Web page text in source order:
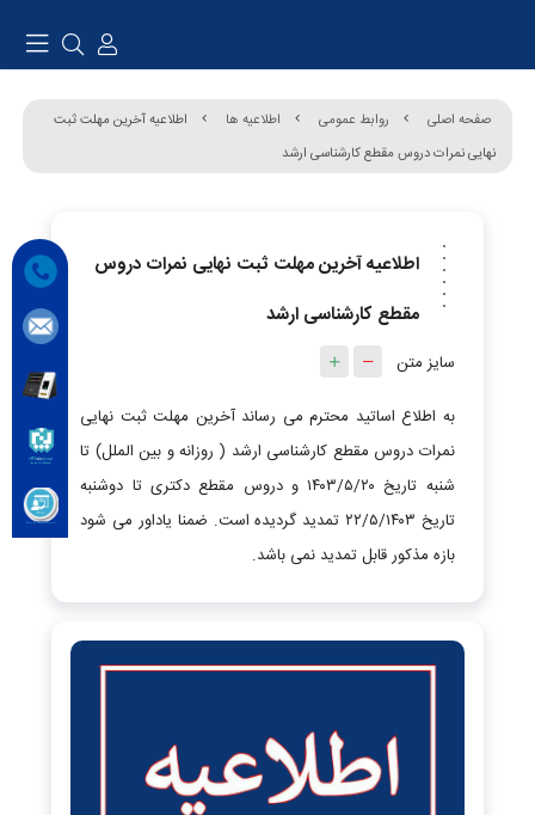
صفحه اصلی روابط عمومی اطلاعیه ها
اطلاعیه آخرین مهلت ثبت
نهایی نمرات دروس مقطع کارشناسی ارشد
اطلاعیه آخرین مهلت ثبت نهایی نمرات دروس
مقطع کارشناسی ارشد
سایز متن
به اطلاع اساتید محترم می رساند آخرین مهلت ثبت نهایی
نمرات دروس مقطع کارشناسی ارشد ( روزانه و بین الملل) تا
شنبه تاریخ ۱۴۰۳/۵/۲۰ و دروس مقطع دکتری تا دوشنبه
تاریخ ۲۲/۵/۱۴۰۳ تمدید گردیده است. ضمنا یاداور می شود
بازه مذکور قابل تمدید نمی باشد.